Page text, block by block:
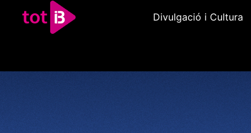
Divulgació i Cultura